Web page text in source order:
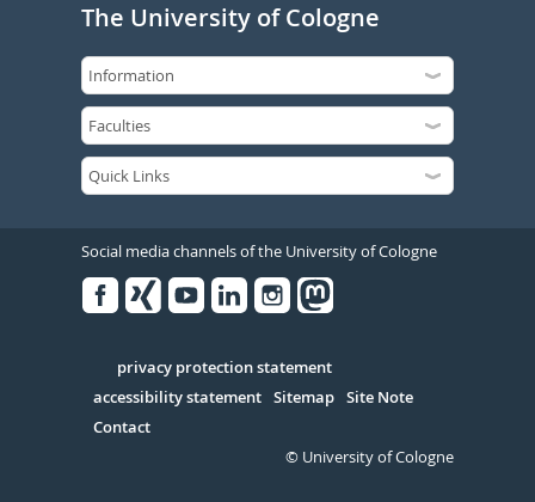
The University of Cologne
Social media channels of the University of Cologne
Serivce
privacy protection statement
accessibility statement Sitemap Site Note
Contact
© University of Cologne